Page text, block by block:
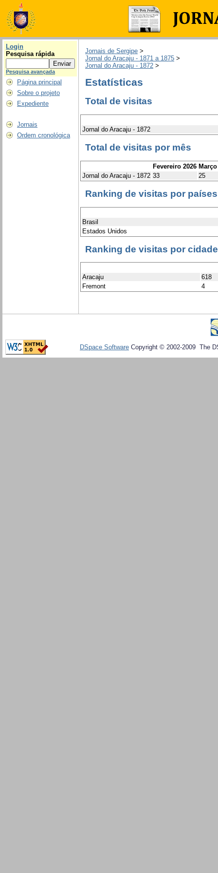
Login
Pesquisa rápida
Pesquisa avançada
Página principal
Sobre o projeto
Expediente
Jornais
Ordem cronológica
Jornais de Sergipe >
Jornal do Aracaju - 1871 a 1875 >
Jornal do Aracaju - 1872 >
Estatísticas
Total de visitas
Jornal do Aracaju - 1872
Total de visitas por mês
Fevereiro 2026 Março
Jornal do Aracaju - 1872 33 25
Ranking de visitas por países
Brasil
Estados Unidos
Ranking de visitas por
Aracaju
618
Fremont
4
DSpace Software Copyright © 2002-2009 The